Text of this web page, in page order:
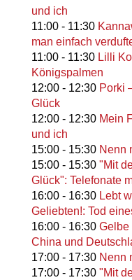
und ich
11:00- 11:30
man einfach
11:00- 11:30 Lilli
Königspalmen
12:00- 12:30 Porki
Glück
12:00- 12:30 Mein
und ich
15:00- 15:30 Nenn
15:00- 15:30 "Mit
Glück": Telefonate
16:00- 16:30 Lebt
Geliebten!: Tod
16:00- 16:30 Gelbe
China und
17:00- 17:30 Nenn
17:00- 17:30 "Mit